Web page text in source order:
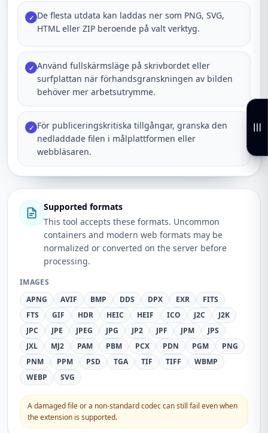
✓ De flesta utdata kan laddas ner som PNG, SVG,
HTML eller ZIP beroende på valt verktyg.
✓ Använd fullskärmsläge på skrivbordet eller
surfplattan när förhandsgranskningen av bilden
behöver mer arbetsutrymme.
✓ För publiceringskritiska tillgångar, granska den
nedladdade filen i målplattformen eller
webbläsaren.
Supported formats
This tool accepts these formats. Uncommon
containers and modern web formats may be
normalized or converted on the server before
processing.
IMAGES
APNG
AVIF BMP DDS DPX EXR
FITS
FTS
GIF HDR HEIC HEIF ICO J2C
J2K
JPC
JPE JPEG JPG JP2 JPF JPM
JPS
JXL
MJ2 PAM PBM PCX PDN PGM
PNG
PNM
PPM PSD TGA TIF TIFF
WBMP
WEBP
SVG
A damaged file or a non-standard codec can still fail even when
the extension is supported.